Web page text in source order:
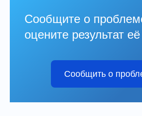
Сообщите о
оцените результат
Сообщить о